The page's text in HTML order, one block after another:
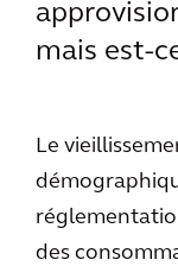
mais est-
Le
des